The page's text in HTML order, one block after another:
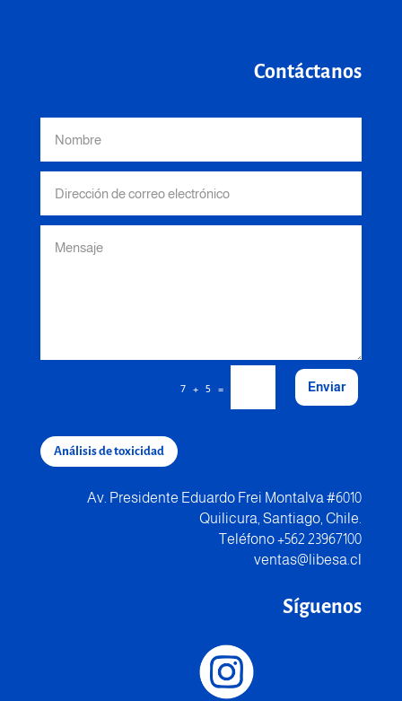
Contáctanos
7 + 5 = Enviar
Análisis de toxicidad
Av. Presidente Eduardo Frei Montalva #6010
Quilicura, Santiago, Chile.
Teléfono +562 23967100
ventas@libesa.cl
Síguenos